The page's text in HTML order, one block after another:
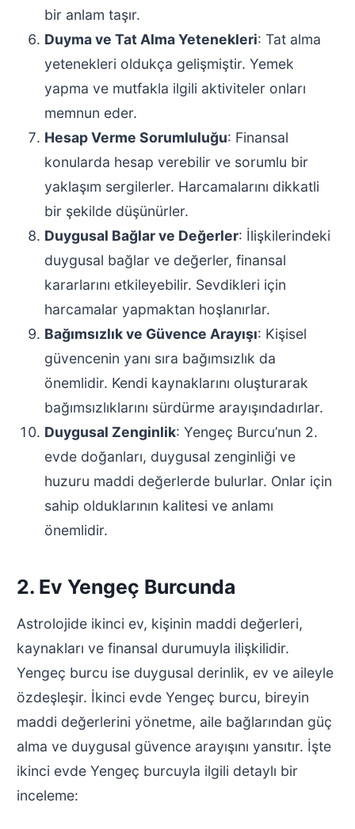
bir anlam taşır.
Duyma ve Tat Alma Yetenekleri: Tat alma
yetenekleri oldukça gelişmiştir. Yemek
yapma ve mutfakla ilgili aktiviteler onları
memnun eder.
Hesap Verme Sorumluluğu: Finansal
konularda hesap verebilir ve sorumlu bir
yaklaşım sergilerler. Harcamalarını dikkatli
bir şekilde düşünürler.
Duygusal Bağlar ve Değerler: İlişkilerindeki
duygusal bağlar ve değerler, finansal
kararlarını etkileyebilir. Sevdikleri için
harcamalar yapmaktan hoşlanırlar.
Bağımsızlık ve Güvence Arayışı: Kişisel
güvencenin yanı sıra bağımsızlık da
önemlidir. Kendi kaynaklarını oluşturarak
bağımsızlıklarını sürdürme arayışındadırlar.
Duygusal Zenginlik: Yengeç Burcu’nun 2.
evde doğanları, duygusal zenginliği ve
huzuru maddi değerlerde bulurlar. Onlar için
sahip olduklarının kalitesi ve anlamı
önemlidir.
2. Ev Yengeç Burcunda
Astrolojide ikinci ev, kişinin maddi değerleri,
kaynakları ve finansal durumuyla ilişkilidir.
Yengeç burcu ise duygusal derinlik, ev ve aileyle
özdeşleşir. İkinci evde Yengeç burcu, bireyin
maddi değerlerini yönetme, aile bağlarından güç
alma ve duygusal güvence arayışını yansıtır. İşte
ikinci evde Yengeç burcuyla ilgili detaylı bir
inceleme: